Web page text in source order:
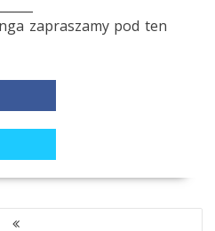
zapraszamy podten